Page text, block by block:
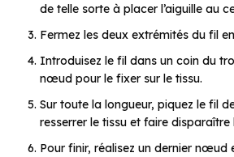
de telle sorte à placer l’aiguille au
Fermez les deux extrémités du fil
Introduisez le fil dans un coin du
nœud pour le fixer sur le tissu.
Sur toute la longueur, piquez le fil
resserrer le tissu et faire disparaître
Pour finir, réalisez un dernier nœud